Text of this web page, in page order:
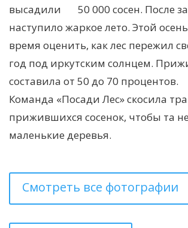
высадили 50 000 сосен. После
наступило жаркое лето. Этой
время оценить, как лес пережил
год под иркутским солнцем.
составила от 50 до 70 процентов.
Команда «Посади Лес» скосила
прижившихся сосенок, чтобы та
маленькие деревья.
Смотреть все фотографии